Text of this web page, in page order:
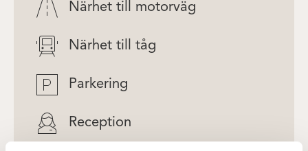
Närhet till motorväg
Närhet till tåg
Parkering
Reception